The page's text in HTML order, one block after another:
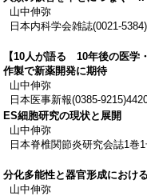
山中伸弥
日本内科学会雑誌(0021-
【10人が語る 10年後の医
作製で新薬開発に期待
山中伸弥
日本医事新報(0385-
ES細胞研究の現状と展開
山中伸弥
日本脊椎関節炎研究会誌1巻
分化多能性と器官形成におけ
山中伸弥